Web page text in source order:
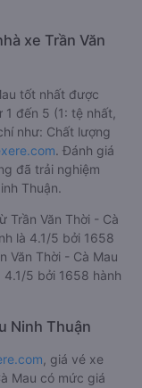
xe Trần Văn
tốt nhất được
đến 5 (1: tệ nhất,
như: Chất lượng
. Đánh giá
đã trải nghiệm
Thuận.
Trần Văn Thời - Cà
là 4.1/5 bởi 1658
Văn Thời - Cà Mau
5 bởi 1658 hành
Ninh Thuận
, giá vé xe
Mau có mức giá